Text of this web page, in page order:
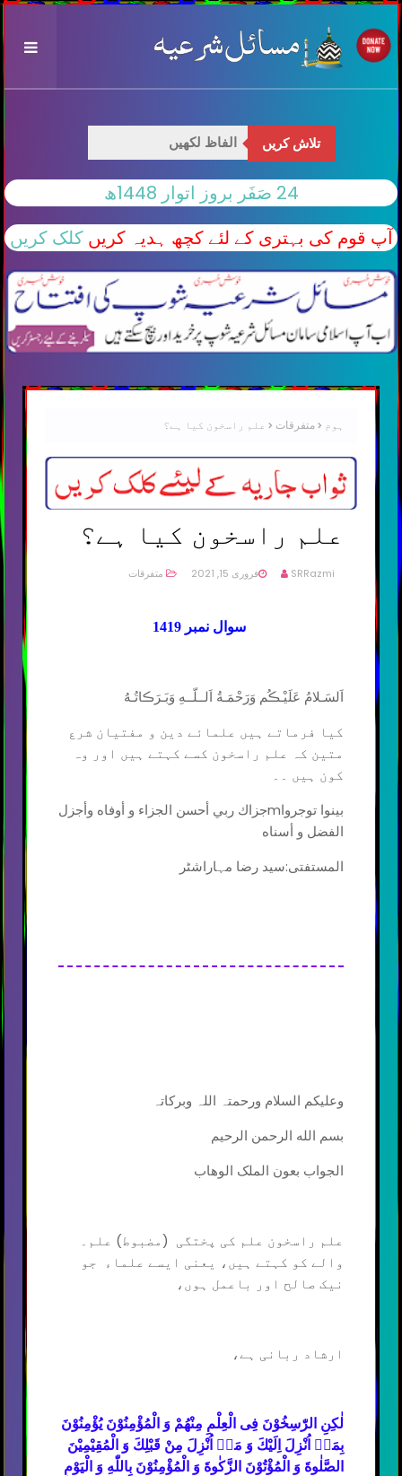
تلاش کریں
24 صَفَر بروز اتوار 1448ھ
آپ قوم کی بہتری کے لئے کچھ ہدیہ کریںکلک کریں
ہوم متفرقات علم راسخون کیا ہے؟
علم راسخون کیا ہے؟
SRRazmi فروری 15, 2021 متفرقات
سوال نمبر 1419
اَلسَـلامُ عَلَيْـڪُم وَرَحْمَـةُ اَلــلّــهِ وَبَـرَڪاتُـهُ‎
کیا فرماتے ہیں علمائے دین و مفتیان شرع
متین کہ علم راسخون کسے کہتے ہیں اور وہ
کون ہیں ۔۔
بینوا توجرواmجزاك ربي أحسن الجزاء و أوفاه وأجزل
الفضل و أسناه
المستفتی:سید رضا مہاراشٹر
وعلیکم السلام ورحمتہ اللہ وبرکاتہ
بسم الله الرحمن الرحیم
الجواب بعون الملک الوھاب
علم راسخون علم کی پختگی (مضبوط) علم۔
والے کو کہتے ہیں، یعنی ایسے علماء جو
نیک صالح اور باعمل ہوں،
ارشاد ربانی ہے،
لٰكِنِ الرّٰسِخُوْنَ فِی الْعِلْمِ مِنْهُمْ وَ الْمُؤْمِنُوْنَ یُؤْمِنُوْنَ
بِمَاۤ اُنْزِلَ اِلَیْكَ وَ مَاۤ اُنْزِلَ مِنْ قَبْلِكَ وَ الْمُقِیْمِیْنَ
الصَّلٰوةَ وَ الْمُؤْتُوْنَ الزَّكٰوةَ وَ الْمُؤْمِنُوْنَ بِاللّٰهِ وَ الْیَوْمِ